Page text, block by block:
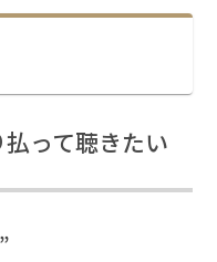
って聴きたい